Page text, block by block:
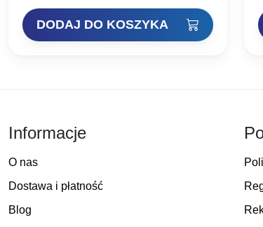
DODAJ DO KOSZYKA
Informacje
O nas
Dostawa i płatność
Blog